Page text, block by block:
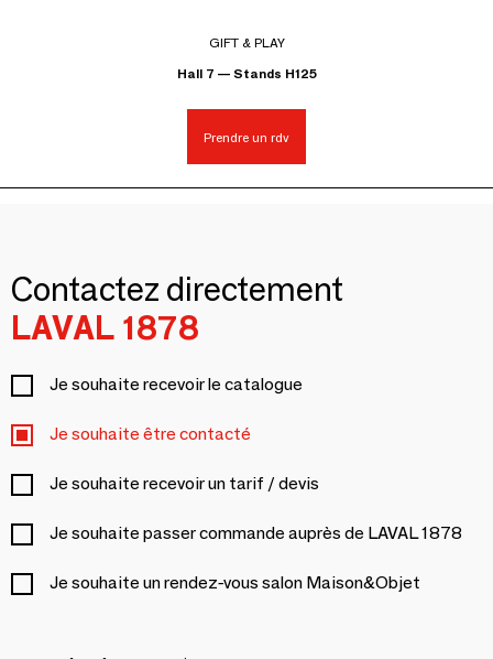
GIFT & PLAY
Hall 7 — Stands H125
Prendre un rdv
Contactez directement
LAVAL 1878
Je souhaite recevoir le catalogue
Je souhaite être contacté
Je souhaite recevoir un tarif / devis
Je souhaite passer commande auprès de LAVAL 1878
Je souhaite un rendez-vous salon Maison&Objet